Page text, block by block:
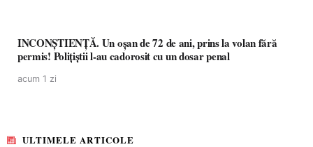
INCONȘTIENȚĂ. Un oșan de 72 de ani, prins la volan fără
permis! Polițiștii l-au cadorosit cu un dosar penal
acum 1 zi
ULTIMELE ARTICOLE